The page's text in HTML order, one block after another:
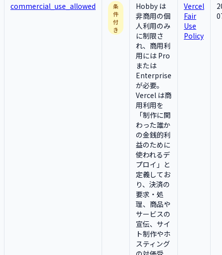
commercial_use_allowed
条
件
付
き
Hobby は
非商用の個
人利用のみ
に制限さ
れ、商用利
用には Pro
または
Enterprise
が必要。
Vercel は商
用利用を
「制作に関
わった誰か
の金銭的利
益のために
使われるデ
プロイ」と
定義してお
り、決済の
要求・処
理、商品や
サービスの
宣伝、サイ
ト制作やホ
スティング
Vercel
Fair
Use
Policy